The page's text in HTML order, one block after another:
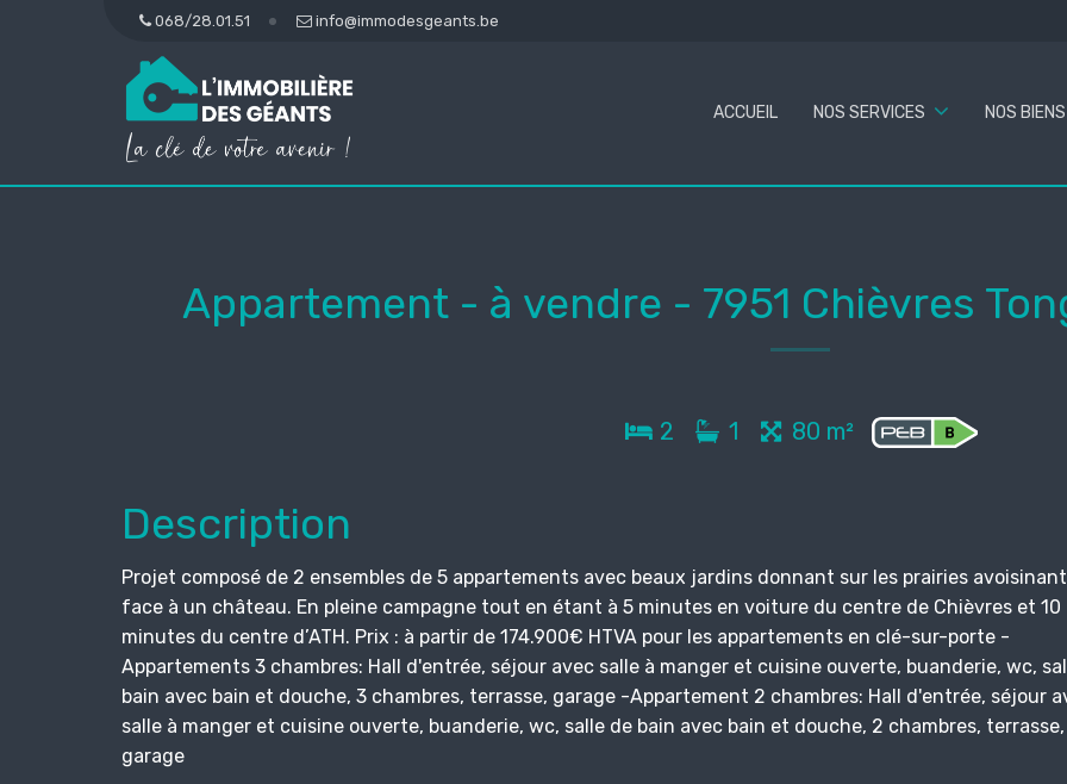
068/28.01.51 info@immodesgeants.be
ACCUEIL NOS SERVICES NOS BIENS
Appartement - à vendre - 7951 Chièvres
2 1 80 m²
Description
Projet composé de 2 ensembles de 5 appartements avec beaux jardins donnant sur les prairies
face à un château. En pleine campagne tout en étant à 5 minutes en voiture du centre de Chièvres et 10
minutes du centre d’ATH. Prix : à partir de 174.900€ HTVA pour les appartements en clé-sur-porte -
Appartements 3 chambres: Hall d'entrée, séjour avec salle à manger et cuisine ouverte, buanderie, wc,
bain avec bain et douche, 3 chambres, terrasse, garage -Appartement 2 chambres: Hall d'entrée, séjour
salle à manger et cuisine ouverte, buanderie, wc, salle de bain avec bain et douche, 2 chambres, terrasse,
garage